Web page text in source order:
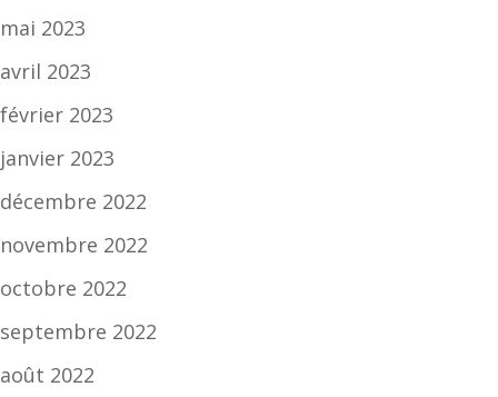
mai 2023
avril 2023
février 2023
janvier 2023
décembre 2022
novembre 2022
octobre 2022
septembre 2022
août 2022